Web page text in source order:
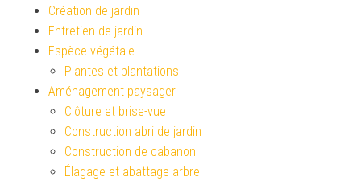
Création de jardin
Entretien de jardin
Espèce végétale
Plantes et plantations
Aménagement paysager
Clôture et brise-vue
Construction abri de jardin
Construction de cabanon
Élagage et abattage arbre